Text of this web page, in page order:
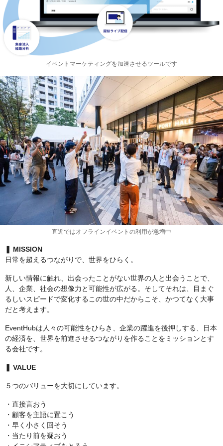
イベントマーケティングを加速させるツールです
直近ではオフラインイベントの利用が急増中
❚ MISSION
日常を超えるつながりで、世界をひらく。
新しい情報に触れ、出会ったことがない世界の人と出会うことで、
人、企業、社会の想像力と可能性が広がる。そしてそれは、目まぐ
るしいスピードで変化するこの世の中だからこそ、かつてなく大事
だと考えます。
EventHubは人々の可能性をひらき、企業の躍進を後押しする、日本
の経済を、世界を前進させるつながりを作ることをミッションとす
る会社です。
❚ VALUE
５つのバリューを大切にしています。
・直接言おう
・顧客を主語に置こう
・早く小さく回そう
・当たり前を疑おう